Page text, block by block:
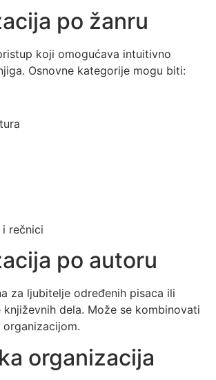
po žanru
koji omogućava intuitivno
Osnovne kategorije mogu biti:
rečnici
po autoru
za ljubitelje određenih pisaca ili
dela. Može se kombinovati
organizacija